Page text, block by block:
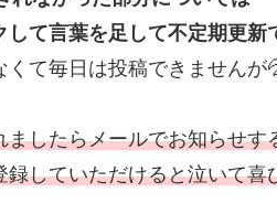
して言葉を足して不定期更新
くて毎日は投稿できませんが
ましたらメールでお知らせ
録していただけると泣いて喜